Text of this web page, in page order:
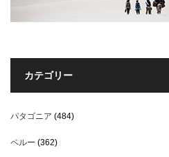
カテゴリー
パタゴニア (484)
ペルー (362)